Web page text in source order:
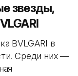
звезды,
BVLGARI в
Среди них —